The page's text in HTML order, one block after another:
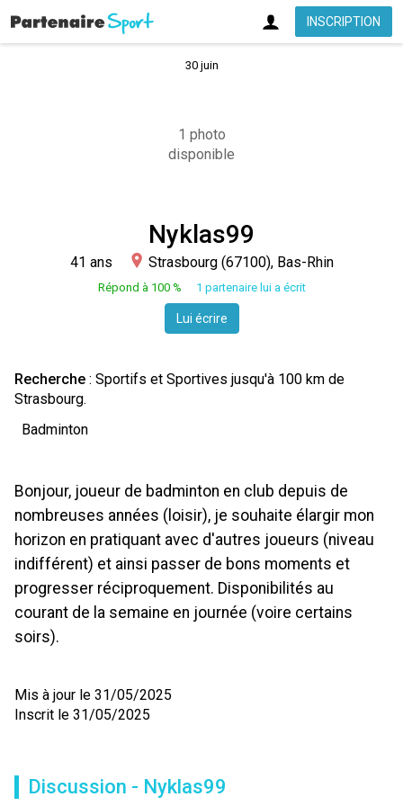
INSCRIPTION
30 juin
1 photo
disponible
Nyklas99
41 ans Strasbourg (67100), Bas-Rhin
Répond à 100 % 1 partenaire lui a écrit
Lui écrire
Recherche : Sportifs et Sportives jusqu'à 100 km de
Strasbourg.
Badminton
Bonjour, joueur de badminton en club depuis de
nombreuses années (loisir), je souhaite élargir mon
horizon en pratiquant avec d'autres joueurs (niveau
indifférent) et ainsi passer de bons moments et
progresser réciproquement. Disponibilités au
courant de la semaine en journée (voire certains
soirs).
Mis à jour le 31/05/2025
Inscrit le 31/05/2025
Discussion - Nyklas99